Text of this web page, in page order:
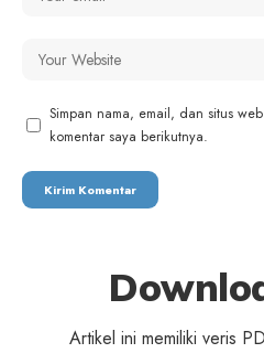
Simpan nama, email, dan situs
komentar saya berikutnya.
Artikel ini memiliki veris